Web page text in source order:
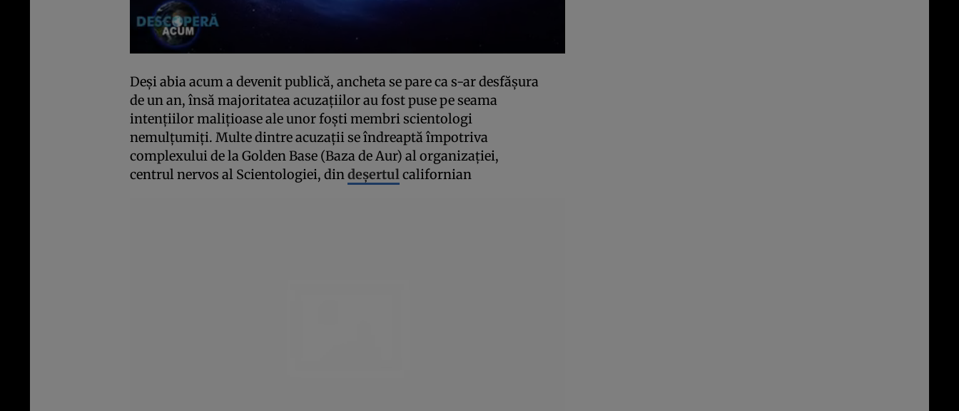
Deşi abia acum a devenit publică, ancheta se pare ca s-ar desfăşura
de un an, însă majoritatea acuzaţiilor au fost puse pe seama
intenţiilor maliţioase ale unor foşti membri scientologi
nemulţumiţi. Multe dintre acuzaţii se îndreaptă împotriva
complexului de la Golden Base (Baza de Aur) al organizaţiei,
centrul nervos al Scientologiei, dindeşertulcalifornian